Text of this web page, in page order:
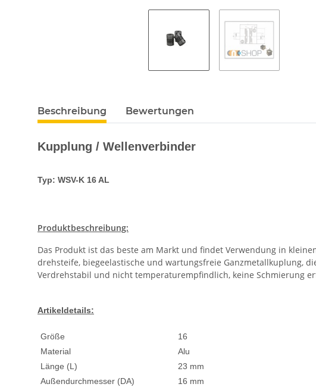
Beschreibung Bewertungen
Kupplung / Wellenverbinder
Typ: WSV-K 16 AL
Produktbeschreibung:
Das Produkt ist das beste am Markt und findet Verwendung in
drehsteife, biegeelastische und wartungsfreie Ganzmetallkuplung,
Verdrehstabil und nicht temperaturempfindlich, keine Schmierung
Artikeldetails:
Größe
16
Material
Alu
Länge (L)
23 mm
Außendurchmesser (DA)
16 mm